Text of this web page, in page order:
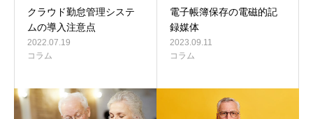
クラウド勤怠管理システ
ムの導入注意点
2022.07.19
コラム
電子帳簿保存の電磁的記
録媒体
2023.09.11
コラム